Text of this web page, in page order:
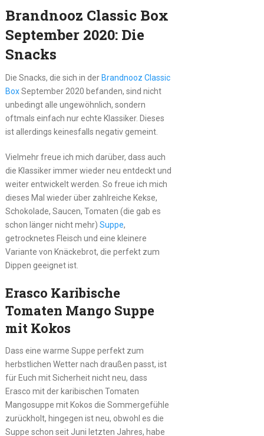
Brandnooz Classic Box
September 2020: Die
Snacks
Die Snacks, die sich in der Brandnooz Classic
BoxSeptember 2020 befanden, sind nicht
unbedingt alle ungewöhnlich, sondern
oftmals einfach nur echte Klassiker. Dieses
ist allerdings keinesfalls negativ gemeint.
Vielmehr freue ich mich darüber, dass auch
die Klassiker immer wieder neu entdeckt und
weiter entwickelt werden. So freue ich mich
dieses Mal wieder über zahlreiche Kekse,
Schokolade, Saucen, Tomaten (die gab es
schon länger nicht mehr) Suppe,
getrocknetes Fleisch und eine kleinere
Variante von Knäckebrot, die perfekt zum
Dippen geeignet ist.
Erasco Karibische
Tomaten Mango Suppe
mit Kokos
Dass eine warme Suppe perfekt zum
herbstlichen Wetter nach draußen passt, ist
für Euch mit Sicherheit nicht neu, dass
Erasco mit der karibischen Tomaten
Mangosuppe mit Kokos die Sommergefühle
zurückholt, hingegen ist neu, obwohl es die
Suppe schon seit Juni letzten Jahres, habe